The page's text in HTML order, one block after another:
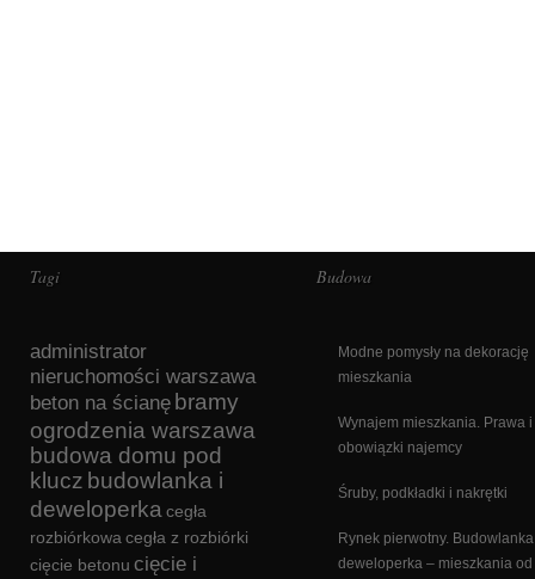
Tagi
administrator
nieruchomości warszawa
beton na ścianę bramy
ogrodzenia warszawa
budowa domu pod
klucz budowlanka i
deweloperka cegła
rozbiórkowa cegła z rozbiórki
cięcie betonu cięcie i
Budowa
Modne pomysły na dekorację
mieszkania
Wynajem mieszkania. Prawa i
obowiązki najemcy
Śruby, podkładki i nakrętki
Rynek pierwotny.
deweloperka – mieszkania od